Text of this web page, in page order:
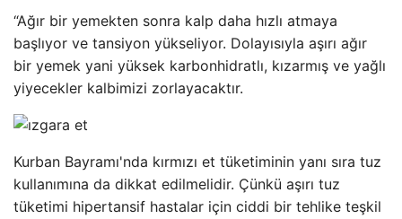
“Ağır bir yemekten sonra kalp daha hızlı atmaya
başlıyor ve tansiyon yükseliyor. Dolayısıyla aşırı ağır
bir yemek yani yüksek karbonhidratlı, kızarmış ve yağlı
yiyecekler kalbimizi zorlayacaktır.
Kurban Bayramı'nda kırmızı et tüketiminin yanı sıra tuz
kullanımına da dikkat edilmelidir. Çünkü aşırı tuz
tüketimi hipertansif hastalar için ciddi bir tehlike teşkil